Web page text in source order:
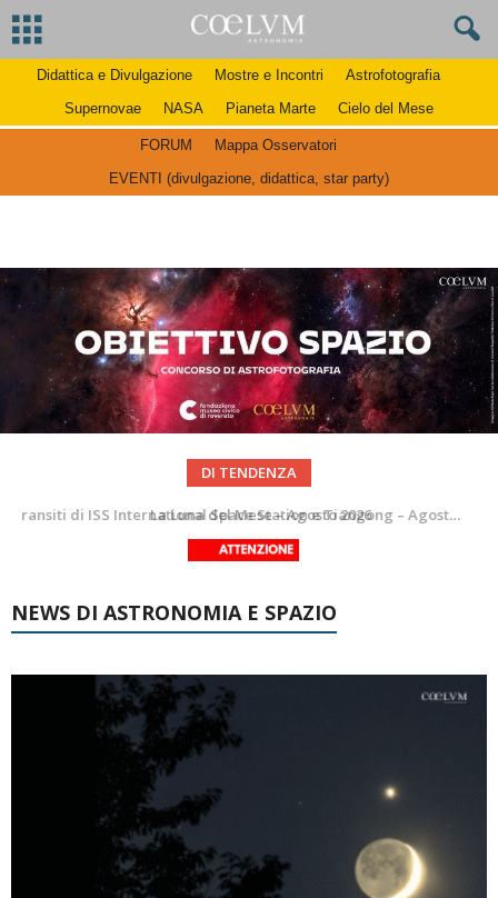
Didattica e Divulgazione Mostre e Incontri
Astrofotografia
Supernovae
NASA Pianeta Marte Cielo del Mese
FORUM
Mappa Osservatori
EVENTI (divulgazione, didattica, star party)
DI TENDENZA
La Luna del Mese – Agosto 2026
Le costellazioni di Agosto 2026: Delfino
NEWS DI ASTRONOMIA E SPAZIO